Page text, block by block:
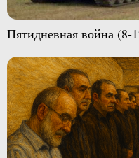
Пятидневная война (8-